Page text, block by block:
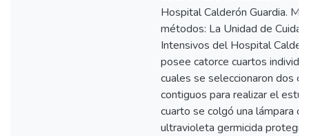
Hospital Calderón Guardia.
métodos: La Unidad de
Intensivos del Hospital
posee catorce cuartos
cuales se seleccionaron dos
contiguos para realizar el
cuarto se colgó una lámpara
ultravioleta germicida